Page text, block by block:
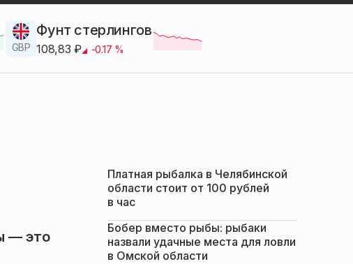
GBP
Фунт стерлингов
108,83 ₽ -0.17 %
— это
Платная рыбалка в Челябинской
области стоит от 100 рублей
в час
Бобер вместо рыбы: рыбаки
назвали удачные места для ловли
в Омской области